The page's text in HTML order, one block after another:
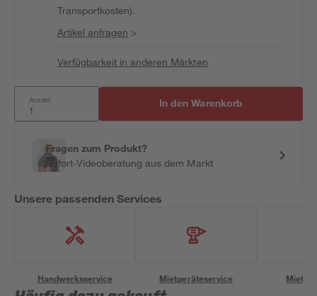
Transportkosten).
Artikel anfragen >
Verfügbarkeit in anderen Märkten
Anzahl: In den Warenkorb
Fragen zum Produkt?
Sofort-Videoberatung aus dem Markt
Unsere passenden Services
Handwerksservice Mietgeräteservice